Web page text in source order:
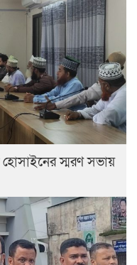
স্মরণ সভায়